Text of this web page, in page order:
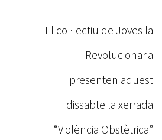
El col·lectiu de Joves la
Revolucionaria
presenten aquest
dissabte la xerrada
“Violència Obstètrica”